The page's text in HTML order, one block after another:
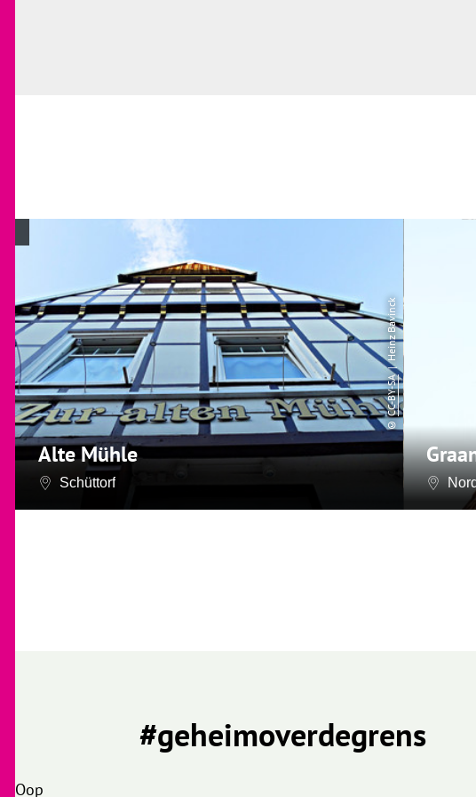
Alte Mühle
Schüttorf
©
CC-BY-SA
| Heinz Bavinck
#geheimoverdegrens
Oop